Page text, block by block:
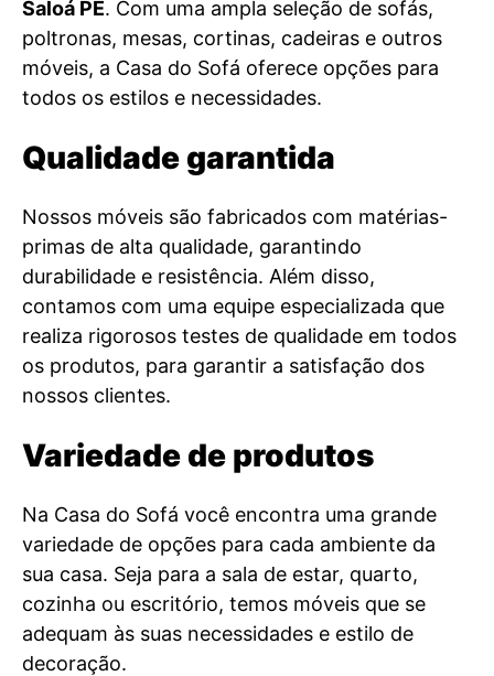
Saloá PE. Com uma ampla seleção de sofás,
poltronas, mesas, cortinas, cadeiras e outros
móveis, a Casa do Sofá oferece opções para
todos os estilos e necessidades.
Qualidade garantida
Nossos móveis são fabricados com matérias-
primas de alta qualidade, garantindo
durabilidade e resistência. Além disso,
contamos com uma equipe especializada que
realiza rigorosos testes de qualidade em todos
os produtos, para garantir a satisfação dos
nossos clientes.
Variedade de produtos
Na Casa do Sofá você encontra uma grande
variedade de opções para cada ambiente da
sua casa. Seja para a sala de estar, quarto,
cozinha ou escritório, temos móveis que se
adequam às suas necessidades e estilo de
decoração.